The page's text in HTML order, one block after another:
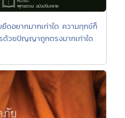
อยากมากเท่าใด ความทุกข์ก็
ด้วยปัญญาถูกตรงมากเท่าใด